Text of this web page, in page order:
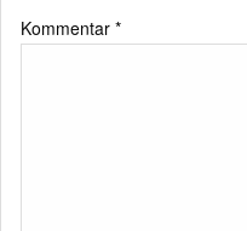
Kommentar *